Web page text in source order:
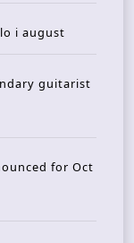
i august
guitarist
for Oct